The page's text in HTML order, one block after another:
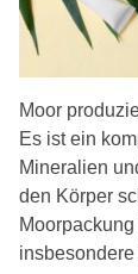
Moor
Es ist ein
Mineralien
den Körper